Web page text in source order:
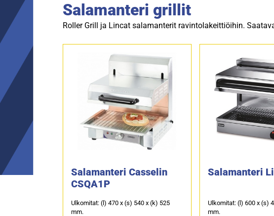
Salamanteri grillit
Roller Grill ja Lincat salamanterit ravintolakeittiöihin.
Salamanteri Casselin
CSQA1P
Ulkomitat: (l) 470 x (s) 540 x (k) 525
mm.
Salamanteri
Ulkomitat: (l) 600 x (s)
mm.